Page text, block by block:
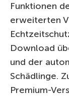
Funktionen
erweiterten
Download
und der
Schädlinge.
Premium-